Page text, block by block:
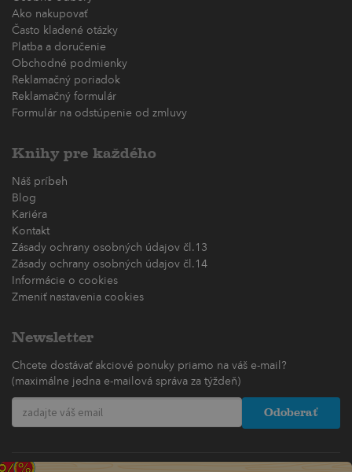
Ako nakupovať
Často kladené otázky
Platba a doručenie
Obchodné podmienky
Reklamačný poriadok
Reklamačný formulár
Formulár na odstúpenie od zmluvy
Knihy pre každého
Náš príbeh
Blog
Kariéra
Kontakt
Zásady ochrany osobných údajov čl.13
Zásady ochrany osobných údajov čl.14
Informácie o cookies
Zmeniť nastavenia cookies
Newsletter
Chcete dostávať akciové ponuky priamo na váš e-mail?
(maximálne jedna e-mailová správa za týždeň)
Odoberať